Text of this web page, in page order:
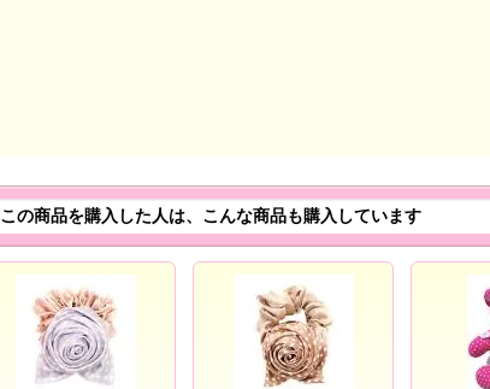
この商品を購入した人は、こんな商品も購入しています